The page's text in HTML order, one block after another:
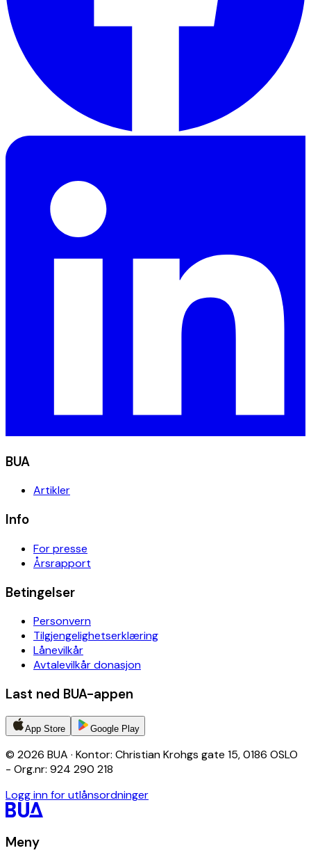
BUA
Artikler
Info
For presse
Årsrapport
Betingelser
Personvern
Tilgjengelighetserklæring
Lånevilkår
Avtalevilkår donasjon
Last ned BUA-appen
App Store Google Play
© 2026 BUA · Kontor: Christian Krohgs gate 15, 0186 OSLO
- Org.nr: 924 290 218
Logg inn for utlånsordninger
Meny